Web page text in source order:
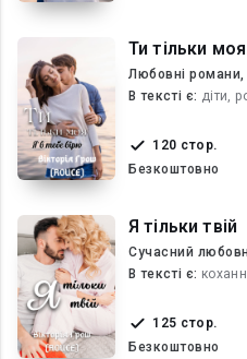
Ти тільки
Любовні
В текcті є: діти,
120 стор.
Безкоштовно
Я тільки твій
Сучасний
В текcті є:
125 стор.
Безкоштовно